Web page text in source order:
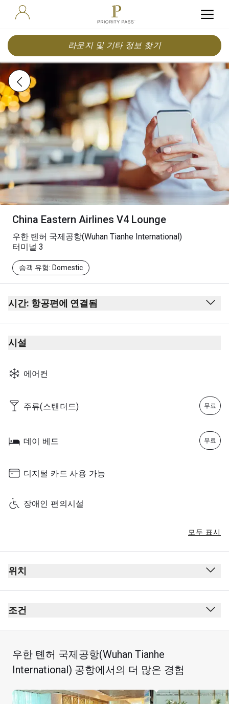
라운지 및 기타 정보 찾기
China Eastern Airlines V4 Lounge
우한 톈허 국제공항(Wuhan Tianhe International)
터미널 3
승객 유형: Domestic
시간: 항공편에 연결됨
05:50 - 마지막 중국동방항공 항공편
시설
에어컨
주류(스탠더드) 무료
데이 베드 무료
디지털 카드 사용 가능
장애인 편의시설
모두 표시
위치
출발
보안 검사대 통과 후
직진 후 모퉁이에서 우회전하세요.
이 라운지는 중국동방항공(MU), 상하이 항공(FM), 중국
객만 이용할 수 있습니다.
조건
금연(전자 담배 포함)
복장 규정 없음
최대 2시간 이용 가능
카드 소지자 1인당 동반자 최대 Unlimited명
우한 톈허 국제공항(Wuhan Tianhe
International) 공항에서의 더 많은 경험